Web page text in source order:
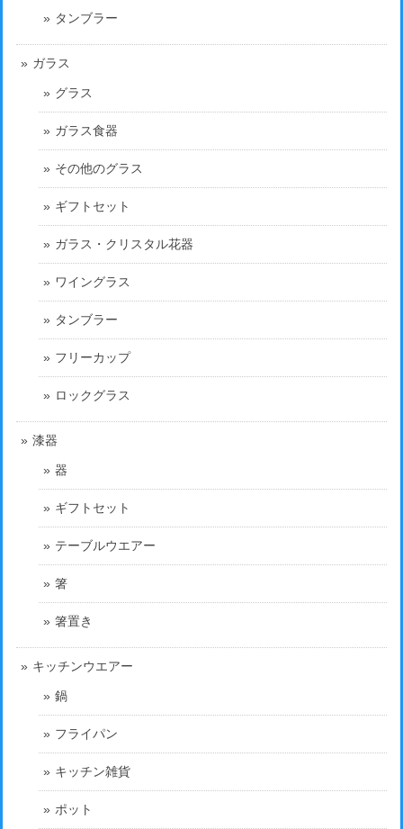
タンブラー
ガラス
グラス
ガラス食器
その他のグラス
ギフトセット
ガラス・クリスタル花器
ワイングラス
タンブラー
フリーカップ
ロックグラス
漆器
器
ギフトセット
テーブルウエアー
箸
箸置き
キッチンウエアー
鍋
フライパン
キッチン雑貨
ポット